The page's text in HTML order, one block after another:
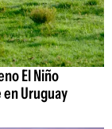
El Niño
Uruguay